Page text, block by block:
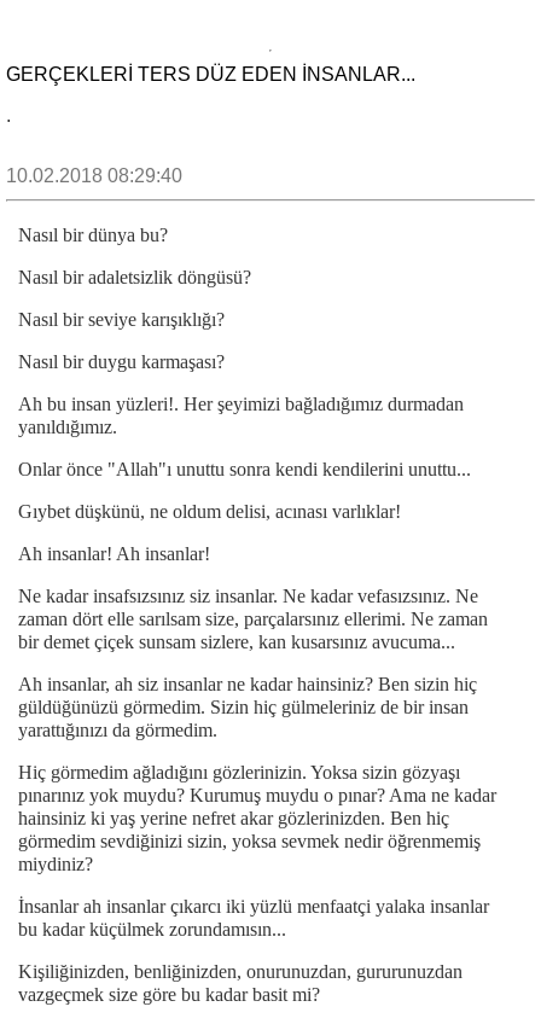
GERÇEKLERİ TERS DÜZ EDEN İNSANLAR...
.
10.02.2018 08:29:40
Nasıl bir dünya bu?
Nasıl bir adaletsizlik döngüsü?
Nasıl bir seviye karışıklığı?
Nasıl bir duygu karmaşası?
Ah bu insan yüzleri!. Her şeyimizi bağladığımız durmadan
yanıldığımız.
Onlar önce "Allah"ı unuttu sonra kendi kendilerini unuttu...
Gıybet düşkünü, ne oldum delisi, acınası varlıklar!
Ah insanlar! Ah insanlar!
Ne kadar insafsızsınız siz insanlar. Ne kadar vefasızsınız. Ne
zaman dört elle sarılsam size, parçalarsınız ellerimi. Ne zaman
bir demet çiçek sunsam sizlere, kan kusarsınız avucuma...
Ah insanlar, ah siz insanlar ne kadar hainsiniz? Ben sizin hiç
güldüğünüzü görmedim. Sizin hiç gülmeleriniz de bir insan
yarattığınızı da görmedim.
Hiç görmedim ağladığını gözlerinizin. Yoksa sizin gözyaşı
pınarınız yok muydu? Kurumuş muydu o pınar? Ama ne kadar
hainsiniz ki yaş yerine nefret akar gözlerinizden. Ben hiç
görmedim sevdiğinizi sizin, yoksa sevmek nedir öğrenmemiş
miydiniz?
İnsanlar ah insanlar çıkarcı iki yüzlü menfaatçi yalaka insanlar
bu kadar küçülmek zorundamısın...
Kişiliğinizden, benliğinizden, onurunuzdan, gururunuzdan
vazgeçmek size göre bu kadar basit mi?